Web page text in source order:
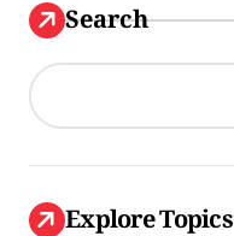
Search
Explore Topics